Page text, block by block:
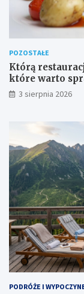
POZOSTAŁE
Którą
które warto
3 sierpnia 2026
PODRÓŻE I